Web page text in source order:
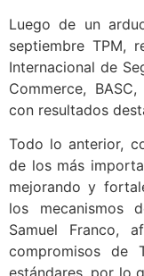
Luego de un
septiembre TPM,
Internacional de
Commerce,
con resultados
Todo lo anterior,
de los más
mejorando y
los mecanismos
Samuel Franco,
compromisos de